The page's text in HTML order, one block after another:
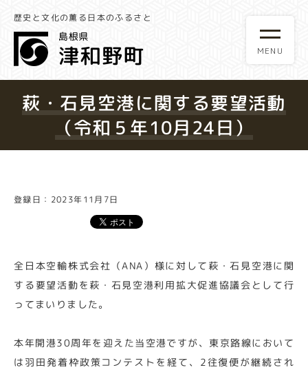
歴史と文化の薫る日本のふるさと
萩・石見空港に関する要望活動
（令和５年10月24日）
登録日：2023年11月7日
全日本空輸株式会社（ANA）様に対して萩・石見空港に関
する要望活動を萩・石見空港利用拡大促進協議会として行
ってまいりました。
本年開港30周年を迎えた当空港ですが、東京路線において
は羽田発着枠政策コンテストを経て、2往復便が継続され